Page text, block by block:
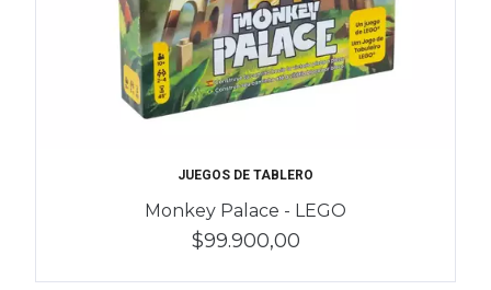
JUEGOS DE TABLERO
Monkey Palace - LEGO
$99.900,00